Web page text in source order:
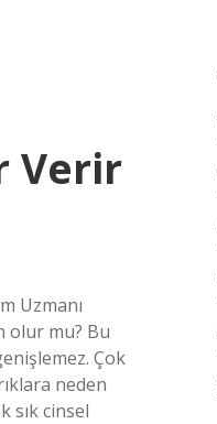
Verir
Uzmanı
olur mu? Bu
Çok
neden
sık cinsel